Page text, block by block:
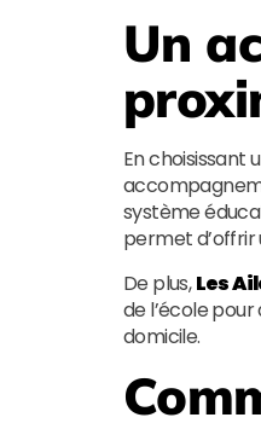
Un
En choisissant
système
permet d’offrir
De plus,Les
de l’école
domicile.